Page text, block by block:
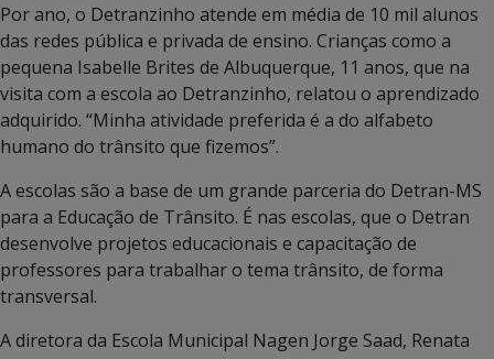
Por ano, o Detranzinho atende em média de 10 mil alunos
das redes pública e privada de ensino. Crianças como a
pequena Isabelle Brites de Albuquerque, 11 anos, que na
visita com a escola ao Detranzinho, relatou o aprendizado
adquirido. “Minha atividade preferida é a do alfabeto
humano do trânsito que fizemos”.
A escolas são a base de um grande parceria do Detran-MS
para a Educação de Trânsito. É nas escolas, que o Detran
desenvolve projetos educacionais e capacitação de
professores para trabalhar o tema trânsito, de forma
transversal.
A diretora da Escola Municipal Nagen Jorge Saad, Renata